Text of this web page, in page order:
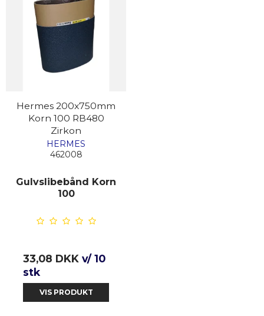
Hermes 200x750mm
Korn 100 RB480
Zirkon
HERMES
462008
Gulvslibebånd Korn
100
33,08 DKK v/ 10
stk
VIS PRODUKT